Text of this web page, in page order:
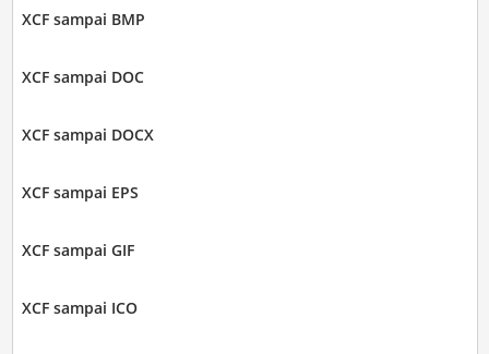
XCF sampai BMP
XCF sampai DOC
XCF sampai DOCX
XCF sampai EPS
XCF sampai GIF
XCF sampai ICO